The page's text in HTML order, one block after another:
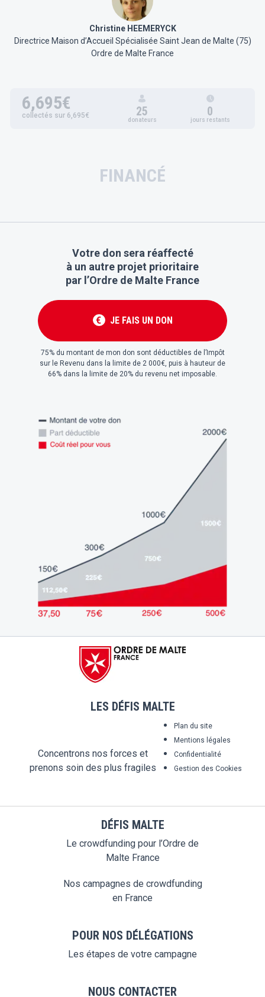
Christine HEEMERYCK
Directrice Maison d’Accueil Spécialisée Saint Jean de Malte (75)
Ordre de Malte France
25
donateurs
0
jours restants
6,695€
collectés sur 6,695€
FINANCÉ
Votre don sera réaffecté
à un autre projet prioritaire
par l’Ordre de Malte France
€ JE FAIS UN DON
75% du montant de mon don sont déductibles de l’Impôt
sur le Revenu dans la limite de 2 000€, puis à hauteur de
66% dans la limite de 20% du revenu net imposable.
LES DÉFIS MALTE
Concentrons nos forces et
prenons soin des plus fragiles
Plan du site
Mentions légales
Confidentialité
Gestion des Cookies
DÉFIS MALTE
Le crowdfunding pour l’Ordre de
Malte France
Nos campagnes de crowdfunding
en France
POUR NOS DÉLÉGATIONS
Les étapes de votre campagne
NOUS CONTACTER